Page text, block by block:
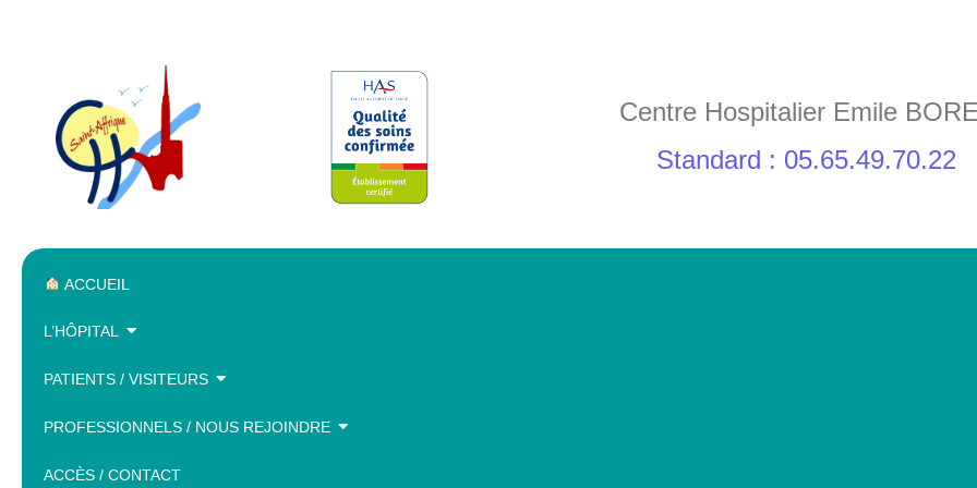
Centre Hospitalier Emile
Standard : 05.65.49.70.22
ACCUEIL
L’HÔPITAL
PATIENTS / VISITEURS
PROFESSIONNELS / NOUS REJOINDRE
ACCÈS / CONTACT